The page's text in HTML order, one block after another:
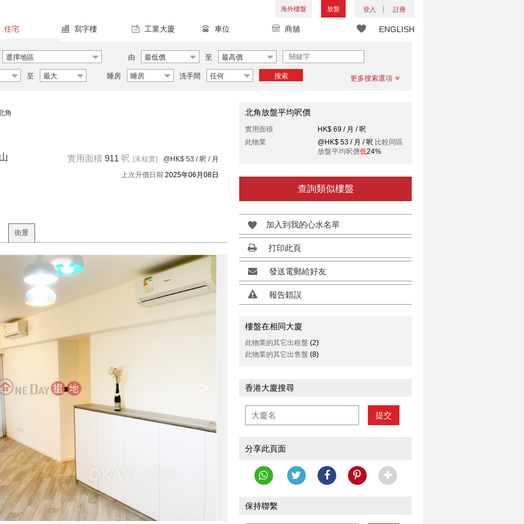
海外樓盤 放盤 登入 註冊
ENGLISH
住宅 寫字樓 工業大廈 車位 商舖
選擇地區 由 最低價 至 最高價
至 最大 睡房 睡房 洗手間 任何 搜索 更多搜索選項
角
實用面積 911 呎 [未核實] @HK$ 53 / 呎 / 月
上次升價日期 2025年06月08日
街景
>
北角放盤平均呎價
實用面積
HK$ 69 / 月 / 呎
此物業
@HK$ 53 / 月 / 呎 比較同區
放盤平均呎價低24%
查詢類似樓盤
加入到我的心水名單
打印此頁
發送電郵給好友
報告錯誤
樓盤在相同大廈
此物業的其它出租盤 (2)
此物業的其它出售盤 (8)
香港大廈搜尋
提交
分享此頁面
保持聯繫